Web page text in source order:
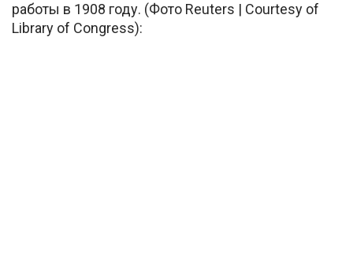
работы в 1908 году. (Фото Reuters | Courtesy of
Library of Congress):